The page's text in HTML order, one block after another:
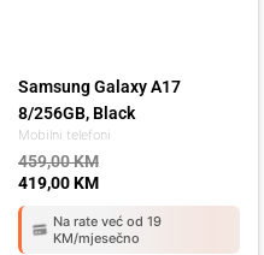
Mobilni telefoni
Samsung Galaxy A17
8/256GB, Black
459,00KM
419,00KM
Na rate već od 19
KM/mjesečno